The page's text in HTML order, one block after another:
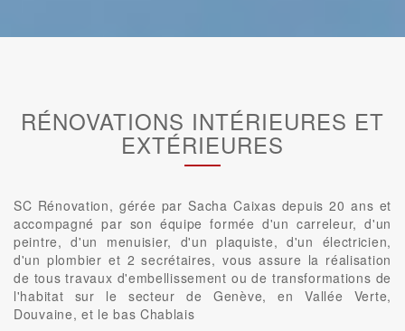
RÉNOVATIONS INTÉRIEURES ET
EXTÉRIEURES
SC Rénovation, gérée par Sacha Caixas depuis 20 ans et
accompagné par son équipe formée d'un carreleur, d'un
peintre, d'un menuisier, d'un plaquiste, d'un électricien,
d'un plombier et 2 secrétaires, vous assure la réalisation
de tous travaux d'embellissement ou de transformations de
l'habitat sur le secteur de Genève, en Vallée Verte,
Douvaine, et le bas Chablais